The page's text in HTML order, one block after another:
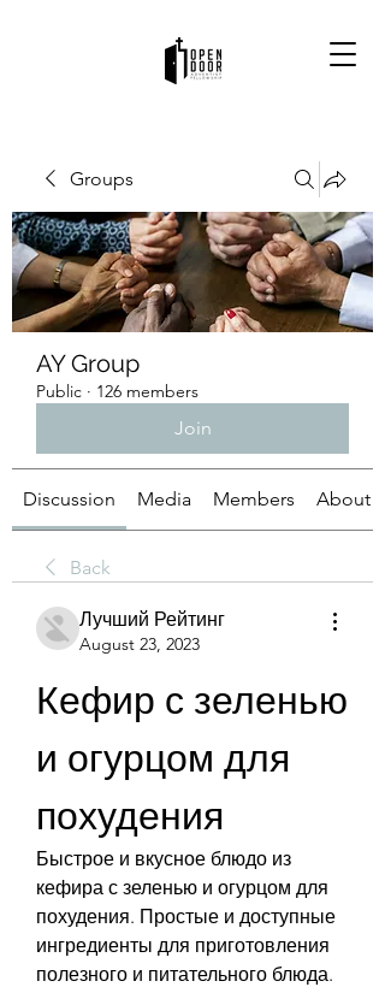
Groups
AY Group
Public · 126 members
Join
Discussion Media Members About
Back
Лучший Рейтинг
August 23, 2023
Кефир с зеленью
и огурцом для
похудения
Быстрое и вкусное блюдо из
кефира с зеленью и огурцом для
похудения. Простые и доступные
ингредиенты для приготовления
полезного и питательного блюда.